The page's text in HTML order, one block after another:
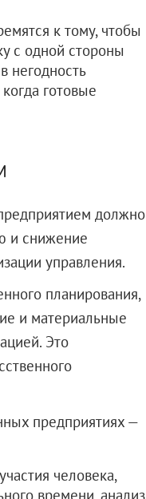
к тому, чтобы
с одной стороны
негодность
готовые
должно
и снижение
управления.
планирования,
и материальные
Это
предприятиях —
человека,
времени, анализ